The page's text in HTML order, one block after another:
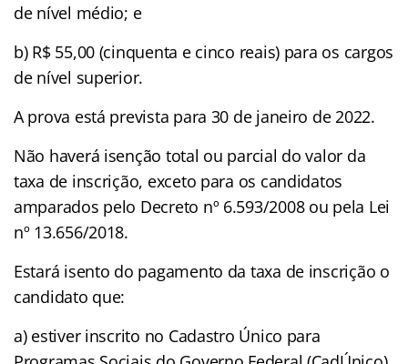
de nível médio; e
b) R$ 55,00 (cinquenta e cinco reais) para os cargos
de nível superior.
A prova está prevista para 30 de janeiro de 2022.
Não haverá isenção total ou parcial do valor da
taxa de inscrição, exceto para os candidatos
amparados pelo Decreto nº 6.593/2008 ou pela Lei
nº 13.656/2018.
Estará isento do pagamento da taxa de inscrição o
candidato que:
a) estiver inscrito no Cadastro Único para